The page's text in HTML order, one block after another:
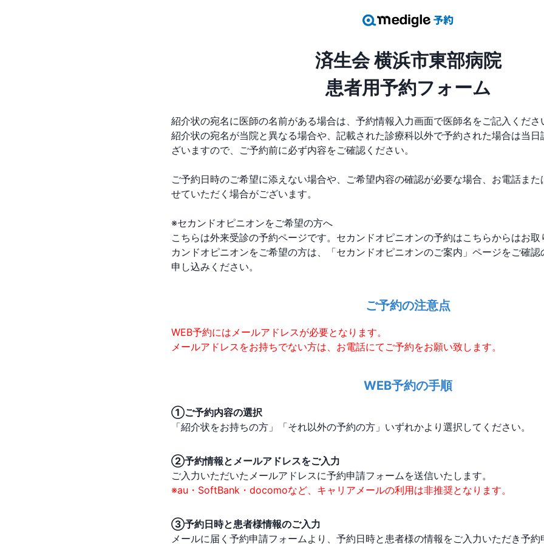
済生会 横浜市東部病院
患者用予約フォーム
紹介状の宛名に医師の名前がある場合は、予約情報入力画面で医師名をご記入くださ
紹介状の宛名が当院と異なる場合や、記載された診療科以外で予約された場合は当
ざいますので、ご予約前に必ず内容をご確認ください。
ご予約日時のご希望に添えない場合や、ご希望内容の確認が必要な場合、お電話また
せていただく場合がございます。
※セカンドオピニオンをご希望の方へ
こちらは外来受診の予約ページです。セカンドオピニオンの予約はこちらからはお
カンドオピニオンをご希望の方は、「セカンドオピニオンのご案内」ページをご確
申し込みください。
ご予約の注意点
WEB予約にはメールアドレスが必要となります。
メールアドレスをお持ちでない方は、お電話にてご予約をお願い致します。
WEB予約の手順
①ご予約内容の選択
「紹介状をお持ちの方」「それ以外の予約の方」いずれかより選択してください。
②予約情報とメールアドレスをご入力
ご入力いただいたメールアドレスに予約申請フォームを送信いたします。
※au・SoftBank・docomoなど、キャリアメールの利用は非推奨となります。
③予約日時と患者様情報のご入力
メールに届く予約申請フォームより、予約日時と患者様の情報をご入力いただき予約